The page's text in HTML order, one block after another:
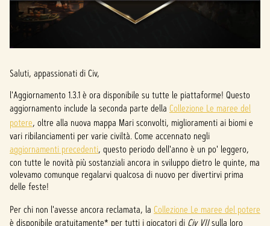
Saluti, appassionati di Civ,
l'Aggiornamento 1.3.1 è ora disponibile su tutte le piattaforme! Questo
aggiornamento include la seconda parte della Collezione Le maree del
potere, oltre alla nuova mappa Mari sconvolti, miglioramenti ai biomi e
vari ribilanciamenti per varie civiltà. Come accennato negli
aggiornamenti precedenti, questo periodo dell'anno è un po' leggero,
con tutte le novità più sostanziali ancora in sviluppo dietro le quinte, ma
volevamo comunque regalarvi qualcosa di nuovo per divertirvi prima
delle feste!
Per chi non l'avesse ancora reclamata, la Collezione Le maree del potere
è disponibile gratuitamente* per tutti i giocatori di Civ VIIsulla loro